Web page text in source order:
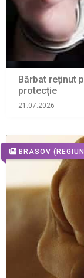
Bărbat reținut
protecție
21.07.2026
BRASOV